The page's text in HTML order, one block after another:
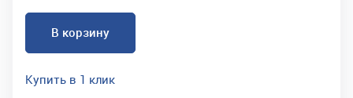
В корзину
Купить в 1 клик